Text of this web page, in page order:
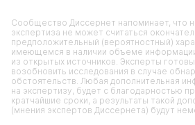
Сообщество Диссернет напоминает, что
экспертиза не может считаться
предположительный (вероятностный)
имеющемся в наличии объеме
из открытых источников. Эксперты
возобновить исследования в случае
обстоятельств. Любая дополнительная
на экспертизу, будет с благодарностью
кратчайшие сроки, а результаты такой
(мнения экспертов Диссернета) будут